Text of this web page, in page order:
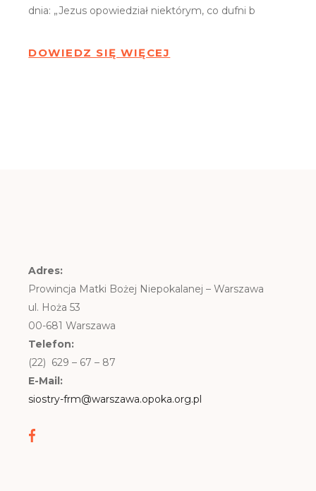
dnia: „Jezus opowiedział niektórym, co dufni b
DOWIEDZ SIĘ WIĘCEJ
Adres:
Prowincja Matki Bożej Niepokalanej – Warszawa
ul. Hoża 53
00-681 Warszawa
Telefon:
(22) 629 – 67 – 87
E-Mail:
siostry-frm@warszawa.opoka.org.pl